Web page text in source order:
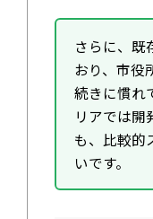
さらに、既
おり、市役
続きに慣れ
リアでは開
も、比較的
いです。